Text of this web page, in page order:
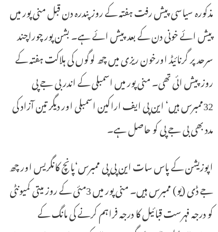
مذکورہ سیاسی پیش رفت ہفتہ کے روز پندرہ دن قبل منی پور میں
پیش ائے خونی دن کے بعد پیش ائے ہے۔ بشن پور چوراچند
سرحد پر گرنائیڈ اورخون ریزی میں چھ لوگوں کی ہلاکت ہفتہ کے
روز پیش ائی تھی۔ منی پور میں اسمبلی کے اندر بی جے پی
32ممبرس ہیں‘ این پی ایف اراکین اسمبلی اور دیگر تین آزاد کی
مدد بھی بی جے پی کو حاصل ہے۔
اپوزیشن کے پاس سات این پی پی ممبرس‘پانچ کانگریس اور چھ
جے ڈی (یو) ممبرس ہیں۔ منی پور میں 3مئی کے روز میتی کمیونٹی
کو درجہ فہرست قبائیل کا درجہ فراہم کرنے کی مانگ کے